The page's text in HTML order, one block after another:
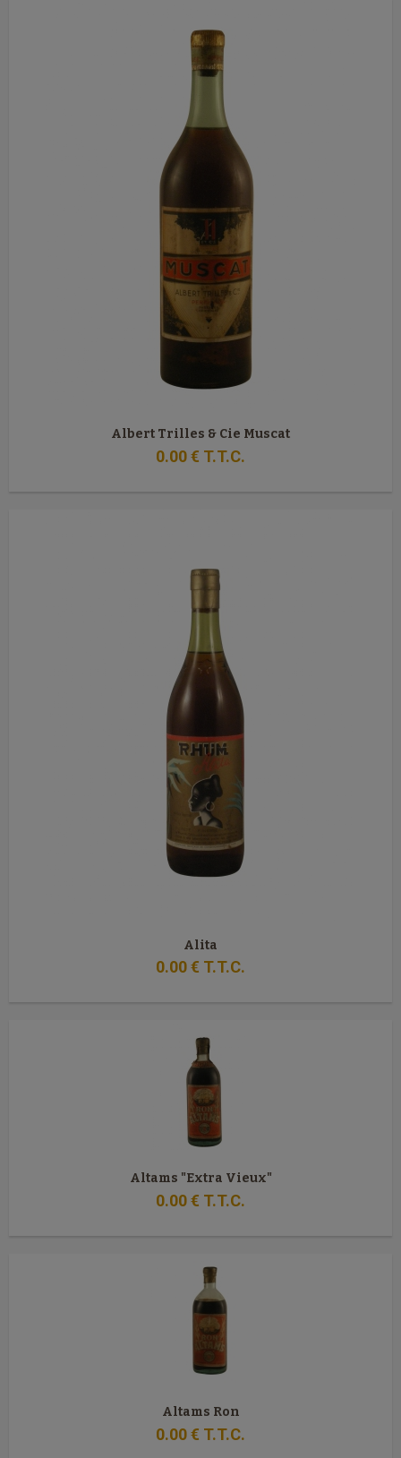
Albert Trilles & Cie Muscat
0.00€ T.T.C.
Alita
0.00€ T.T.C.
Altams "Extra Vieux"
0.00€ T.T.C.
Altams Ron
0.00€ T.T.C.